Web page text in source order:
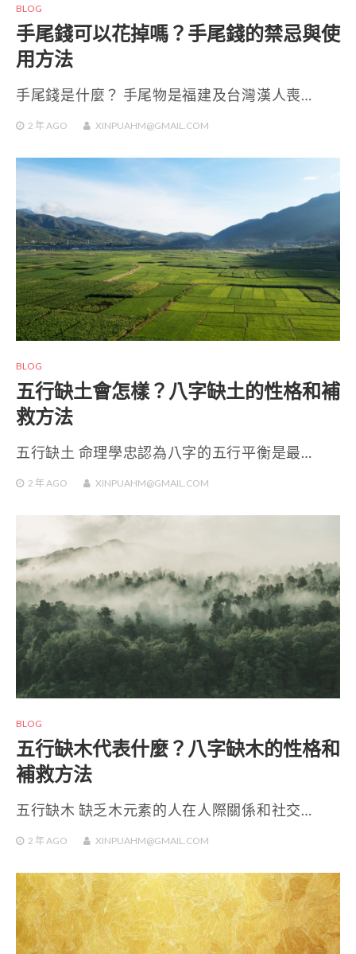
BLOG
手尾錢可以花掉嗎？手尾錢的禁忌與使
用方法
手尾錢是什麼？ 手尾物是福建及台灣漢人喪…
2 年AGO XINPUAHM@GMAIL.COM
BLOG
五行缺土會怎樣？八字缺土的性格和補
救方法
五行缺土 命理學忠認為八字的五行平衡是最…
2 年AGO XINPUAHM@GMAIL.COM
BLOG
五行缺木代表什麼？八字缺木的性格和
補救方法
五行缺木 缺乏木元素的人在人際關係和社交…
2 年AGO XINPUAHM@GMAIL.COM